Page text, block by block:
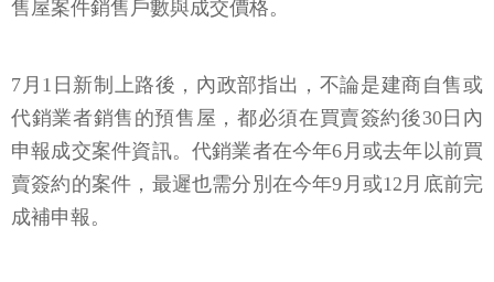
售屋案件銷售戶數與成交價格。
7月1日新制上路後，內政部指出，不論是建商自售或
代銷業者銷售的預售屋，都必須在買賣簽約後30日內
申報成交案件資訊。代銷業者在今年6月或去年以前買
賣簽約的案件，最遲也需分別在今年9月或12月底前完
成補申報。